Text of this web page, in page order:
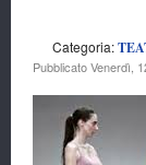
Categoria:
Pubblicato Venerdì,